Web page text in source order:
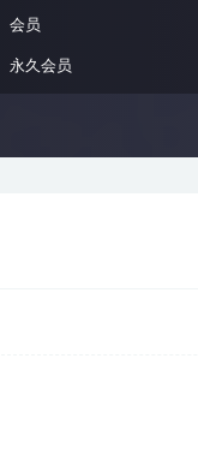
会员
永久会员